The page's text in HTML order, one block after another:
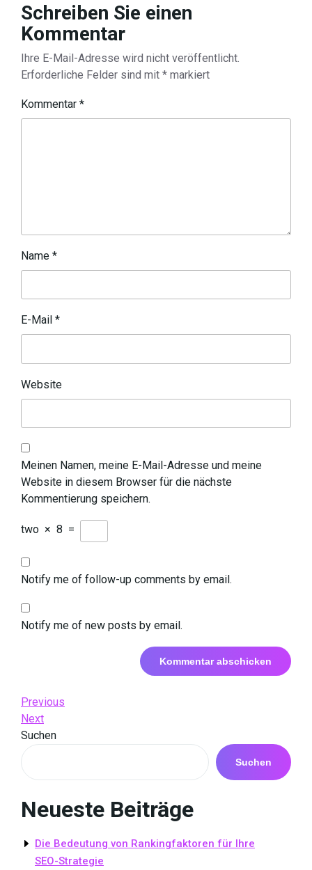
Schreiben Sie einen
Kommentar
Ihre E-Mail-Adresse wird nicht veröffentlicht.
Erforderliche Felder sind mit * markiert
Kommentar *
Name *
E-Mail *
Website
Meinen Namen, meine E-Mail-Adresse und meine
Website in diesem Browser für die nächste
Kommentierung speichern.
two × 8 =
Notify me of follow-up comments by email.
Notify me of new posts by email.
Beitrags-
Navigation
Previous
Post
Previous
Next
Post
Next
Suchen
Suchen
Neueste Beiträge
Die Bedeutung von Rankingfaktoren für Ihre
SEO-Strategie